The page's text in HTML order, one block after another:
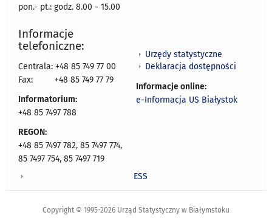
pon.- pt.: godz. 8.00 - 15.00
Informacje
telefoniczne:
Centrala: +48 85 749 77 00
Fax:
+48 85 749 77 79
Informatorium:
+48 85 7497 788
REGON:
+48 85 7497 782, 85 7497 774,
85 7497 754, 85 7497 719
Urzędy statystyczne
Deklaracja dostępności
Informacje online:
e-Informacja US Białystok
ESS
Copyright © 1995-2026 Urząd Statystyczny w Białymstoku